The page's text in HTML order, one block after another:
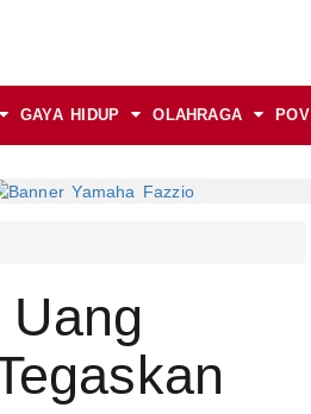
GAYA HIDUP OLAHRAGA POV